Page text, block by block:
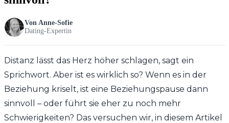
Von Anne-Sofie
Dating-Expertin
Distanz lässt das Herz höher schlagen, sagt ein
Sprichwort. Aber ist es wirklich so? Wenn es in der
Beziehung kriselt, ist eine Beziehungspause dann
sinnvoll – oder führt sie eher zu noch mehr
Schwierigkeiten? Das versuchen wir, in diesem Artikel